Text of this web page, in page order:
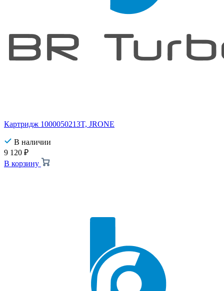
Картридж 1000050213T, JRONE
В наличии
9 120 ₽
В корзину